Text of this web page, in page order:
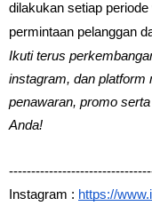
dilakukan setiap
permintaan pelanggan
Ikuti terus
instagram, dan platform
penawaran, promo
Anda!
Instagram : https://